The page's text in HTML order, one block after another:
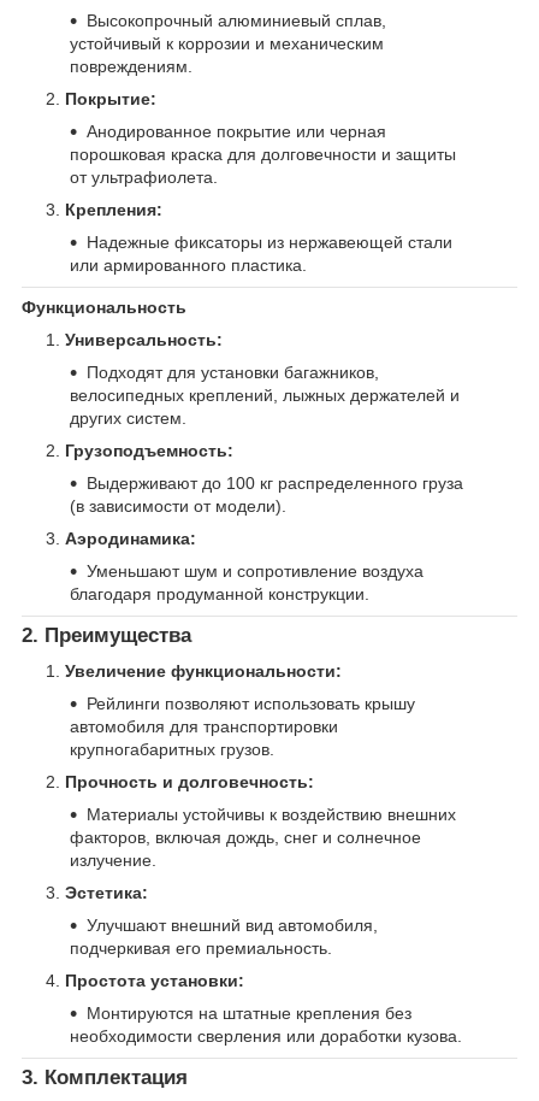
Высокопрочный алюминиевый сплав,
устойчивый к коррозии и механическим
повреждениям.
Покрытие:
Анодированное покрытие или черная
порошковая краска для долговечности и защиты
от ультрафиолета.
Крепления:
Надежные фиксаторы из нержавеющей стали
или армированного пластика.
Функциональность
Универсальность:
Подходят для установки багажников,
велосипедных креплений, лыжных держателей и
других систем.
Грузоподъемность:
Выдерживают до 100 кг распределенного груза
(в зависимости от модели).
Аэродинамика:
Уменьшают шум и сопротивление воздуха
благодаря продуманной конструкции.
2. Преимущества
Увеличение функциональности:
Рейлинги позволяют использовать крышу
автомобиля для транспортировки
крупногабаритных грузов.
Прочность и долговечность:
Материалы устойчивы к воздействию внешних
факторов, включая дождь, снег и солнечное
излучение.
Эстетика:
Улучшают внешний вид автомобиля,
подчеркивая его премиальность.
Простота установки:
Монтируются на штатные крепления без
необходимости сверления или доработки кузова.
3. Комплектация